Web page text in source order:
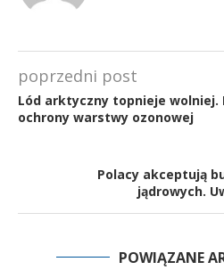
poprzedni post
Lód arktyczny topnieje wolniej.
ochrony warstwy ozonowej
Polacy akceptują
jądrowych.
POWIĄZANE